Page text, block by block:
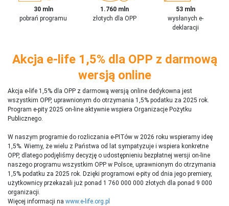
30 mln
pobrań programu
1.760 mln
złotych dla OPP
53 mln
wysłanych e-
deklaracji
Akcja e-life 1,5% dla OPP z darmową
wersją online
Akcja e-life 1,5% dla OPP z darmową wersją online dedykowna jest
wszystkim OPP, uprawnionym do otrzymania 1,5% podatku za 2025 rok.
Program e-pity 2025 on-line aktywnie wspiera Organizacje Pożytku
Publicznego.
W naszym programie do rozliczania e-PITów w 2026 roku wspieramy ideę
1,5%. Wiemy, że wielu z Państwa od lat sympatyzuje i wspiera konkretne
OPP, dlatego podjęliśmy decyzję o udostępnieniu bezpłatnej wersji on-line
naszego programu wszystkim OPP w Polsce, uprawnionym do otrzymania
1,5% podatku za 2025 rok. Dzięki programowi e-pity od dnia jego premiery,
użytkownicy przekazali już ponad 1 760 000 000 złotych dla ponad 9 000
organizacji.
Więcej informacji na www.e-life.org.pl